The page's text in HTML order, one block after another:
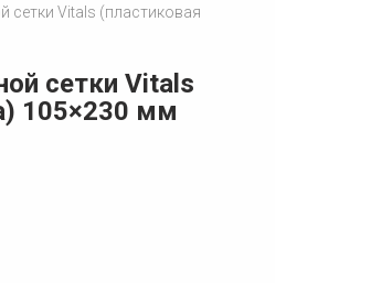
сетки Vitals (пластиковая
сетки Vitals
105×230 мм